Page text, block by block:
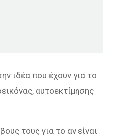
ιδέα που έχουν για το
αυτοεκτίμησης
τους για το αν είναι